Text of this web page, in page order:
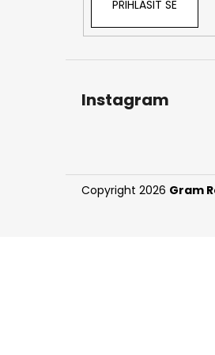
PŘIHLÁSIT SE
Instagram
Copyright 2026 Gram